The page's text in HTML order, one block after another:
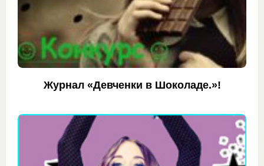
Журнал «Девченки в Шоколаде.»!